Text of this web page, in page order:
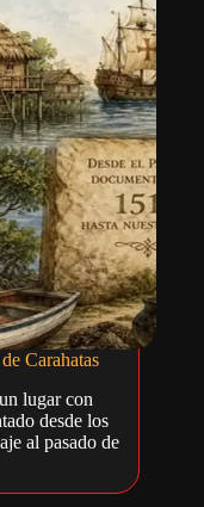
Carahatas
lugar con
desde los
al pasado de